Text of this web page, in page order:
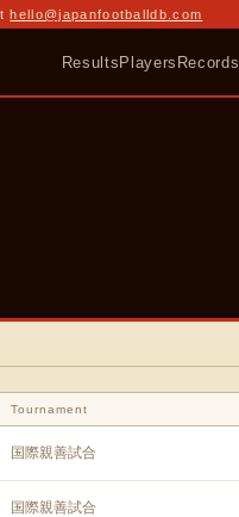
hello@japanfootballdb.com
ResultsPlayers Records
Tournament
国際親善試合
国際親善試合